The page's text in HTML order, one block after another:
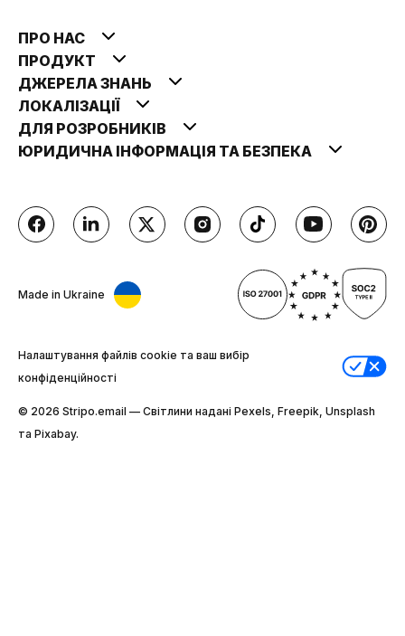
ПРО НАС
ПРОДУКТ
ДЖЕРЕЛА ЗНАНЬ
ЛОКАЛІЗАЦІЇ
ДЛЯ РОЗРОБНИКІВ
ЮРИДИЧНА ІНФОРМАЦІЯ ТА БЕЗПЕКА
Made in Ukraine
Налаштування файлів cookie та ваш вибір
конфіденційності
© 2026 Stripо.email — Світлини надані Pexels, Freepik, Unsplash
та Pixabay.